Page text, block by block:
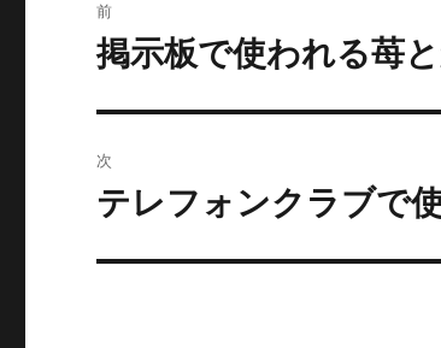
稿
ゲ
前
前
投
稿:
掲示板で使われる苺
次
次
投
テレフォンクラブで